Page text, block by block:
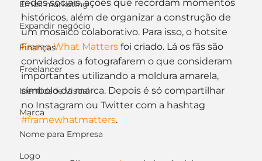
Email marketing
Expandir negócio
Finanças
Freelancer
Identidade Visual
Marca
Nome para Empresa
Logo
redes sociais, ações que recordam momentos
históricos, além de organizar a construção de
um mosaico colaborativo. Para isso, o hotsite
Frame What Matters foi criado. Lá os fãs são
convidados a fotografarem o que consideram
importantes utilizando a moldura amarela,
símbolo da marca. Depois é só compartilhar
no Instagram ou Twitter com a hashtag
#framewhatmatters.